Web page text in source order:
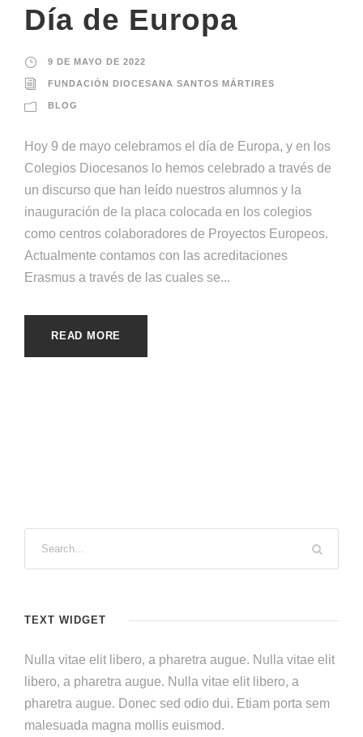
Día de Europa
9 DE MAYO DE 2022
FUNDACIÓN DIOCESANA SANTOS MÁRTIRES
BLOG
Hoy 9 de mayo celebramos el día de Europa, y en los
Colegios Diocesanos lo hemos celebrado a través de
un discurso que han leído nuestros alumnos y la
inauguración de la placa colocada en los colegios
como centros colaboradores de Proyectos Europeos.
Actualmente contamos con las acreditaciones
Erasmus a través de las cuales se...
READ MORE
TEXT WIDGET
Nulla vitae elit libero, a pharetra augue. Nulla vitae elit
libero, a pharetra augue. Nulla vitae elit libero, a
pharetra augue. Donec sed odio dui. Etiam porta sem
malesuada magna mollis euismod.